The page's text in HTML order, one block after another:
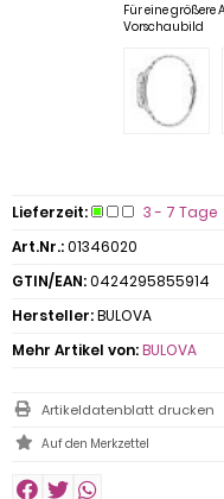
Für eine größere
Vorschaubild
Lieferzeit:
3 - 7 Tage
Art.Nr.:01346020
GTIN/EAN:0424295855914
Hersteller:BULOVA
Mehr Artikel von:BULOVA
Artikeldatenblatt drucken